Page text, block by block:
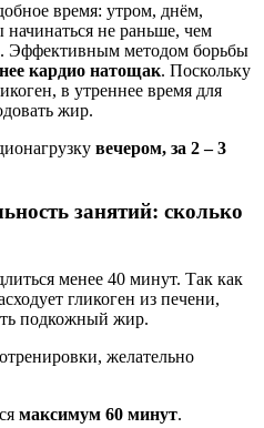
время: утром, днём,
не раньше, чем
Эффективным методом борьбы
кардио натощак. Поскольку
в утреннее время для
жир.
вечером, за 2 – 3
занятий: сколько
менее 40 минут. Так как
гликоген из печени,
подкожный жир.
желательно
максимум 60 минут.